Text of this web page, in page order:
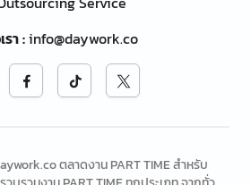
า:info@daywork.co
ตลาดงาน PART TIME สำหรับ